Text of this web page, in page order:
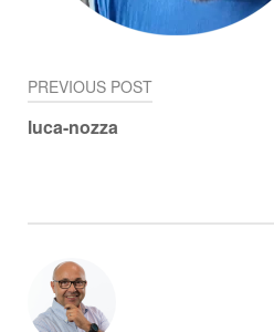
Navigazione
PREVIOUS POST
luca-nozza